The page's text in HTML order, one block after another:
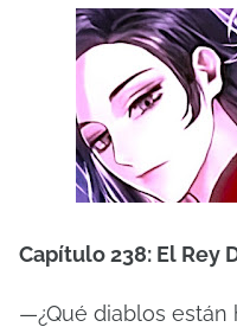
Capítulo 238: El Rey
—¿Qué diablos están